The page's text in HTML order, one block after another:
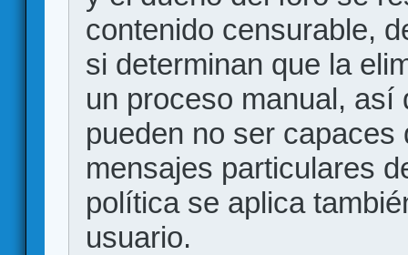
contenido censurable,
si determinan que la
un proceso manual, así
pueden no ser
mensajes particulares
política se aplica
usuario.